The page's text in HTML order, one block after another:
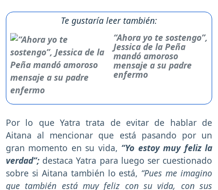
Te gustaría leer también:
“Ahora yo te sostengo”,
Jessica de la Peña
mandó amoroso
mensaje a su padre
enfermo
Por lo que Yatra trata de evitar de hablar de
Aitana al mencionar que está pasando por un
gran momento en su vida, “Yo estoy muy feliz la
verdad”; destaca Yatra para luego ser cuestionado
sobre si Aitana también lo está, “Pues me imagino
que también está muy feliz con su vida, con sus